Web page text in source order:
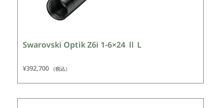
Swarovski Optik Z6i 1-6×24 Ⅱ L
¥392,700 （税込）